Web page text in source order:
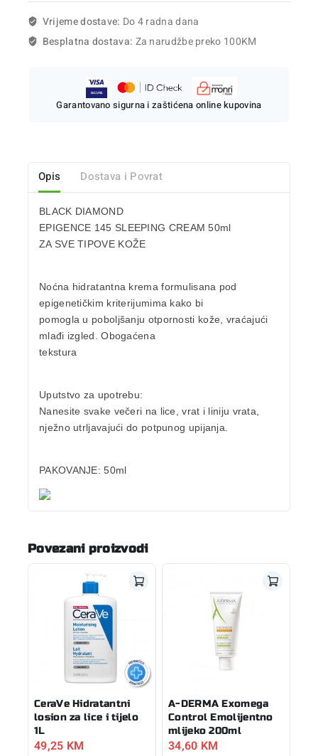
Vrijeme dostave: Do 4 radna dana
Besplatna dostava: Za narudžbe preko 100KM
Garantovano sigurna i zaštićena online kupovina
Opis Dostava i Povrat
BLACK DIAMOND
EPIGENCE 145 SLEEPING CREAM 50ml
ZA SVE TIPOVE KOŽE
Noćna hidratantna krema formulisana pod
epigenetičkim kriterijumima kako bi
pomogla u poboljšanju otpornosti kože, vraćajući
mlađi izgled. Obogaćena
tekstura
Uputstvo za upotrebu:
Nanesite svake večeri na lice, vrat i liniju vrata,
nježno utrljavajući do potpunog upijanja.
PAKOVANJE: 50ml
Povezani proizvodi
CeraVe Hidratantni
losion za lice i tijelo
1L
49,25 KM
A-DERMA Exomega
Control Emolijentno
mlijeko 200ml
34,60 KM